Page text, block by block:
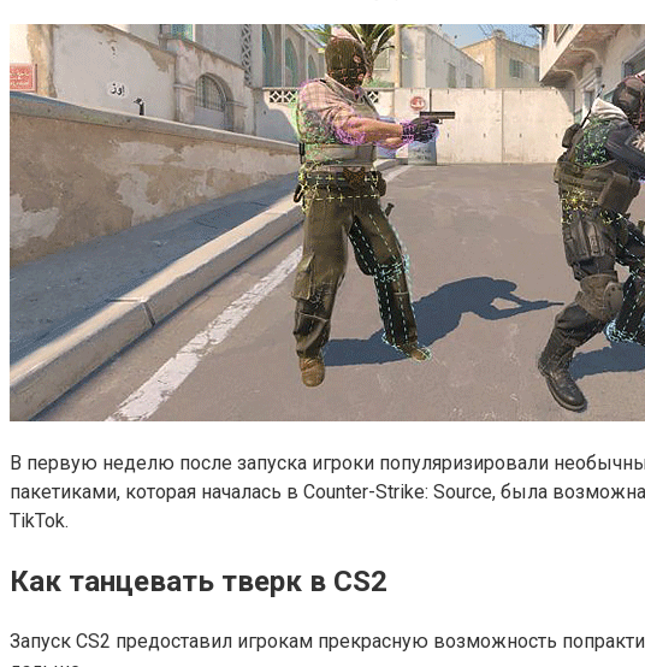
В первую неделю после запуска игроки популяризировали
пакетиками, которая началась в Counter-Strike: Source, была
TikTok.
Как танцевать тверк в CS2
Запуск CS2 предоставил игрокам прекрасную возможность